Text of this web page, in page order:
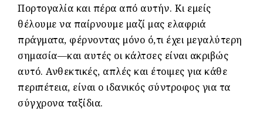
Πορτογαλία και πέρα ​​από αυτήν. Κι εμείς
θέλουμε να παίρνουμε μαζί μας ελαφριά
πράγματα, φέρνοντας μόνο ό,τι έχει μεγαλύτερη
σημασία—και αυτές οι κάλτσες είναι ακριβώς
αυτό. Ανθεκτικές, απλές και έτοιμες για κάθε
περιπέτεια, είναι ο ιδανικός σύντροφος για τα
σύγχρονα ταξίδια.